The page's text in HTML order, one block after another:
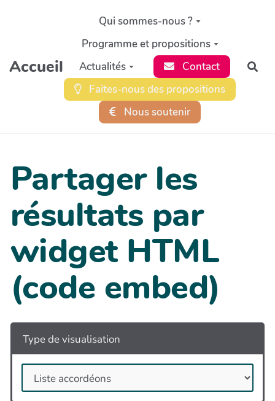
Aller au contenu principal
Accueil
Qui sommes-nous ?
Programme et propositions
Actualités
Contact
Faites-nous des propositions
Nous soutenir
Partager les
résultats par
widget HTML
(code embed)
Type de visualisation